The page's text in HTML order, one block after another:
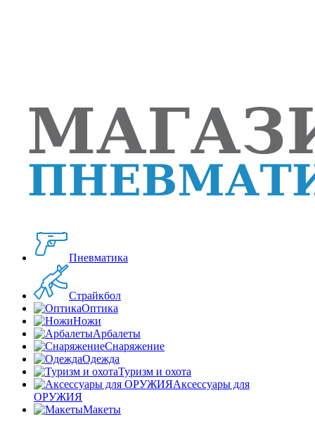
Пневматика
Страйкбол
Оптика
Ножи
Арбалеты
Снаряжение
Одежда
Туризм и охота
Аксессуары для
ОРУЖИЯ
Макеты